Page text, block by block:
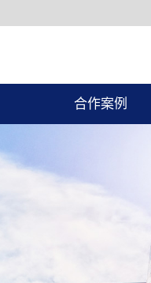
合作案例